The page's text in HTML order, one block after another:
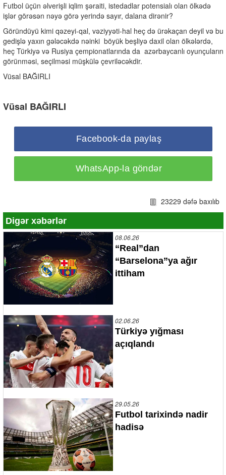
Futbol üçün əlverişli iqlim şəraiti, istedadlar potensialı olan ölkədə
işlər görəsən nəyə görə yerində sayır, dalana dirənir?
Göründüyü kimi qəzeyi-qal, vəziyyəti-hal heç də ürəkaçan deyil və bu
gedişlə yaxın gələcəkdə nəinki böyük beşliyə daxil olan ölkələrdə,
heç Türkiyə və Rusiya çempionatlarında da azərbaycanlı oyunçuların
görünməsi, seçilməsi müşkülə çevriləcəkdir.
Vüsal BAĞIRLI
Vüsal BAĞIRLI
Facebook-da paylaş
WhatsApp-la göndər
23229 dəfə baxılıb
Digər xəbərlər
08.06.26
“Real”dan
“Barselona”ya ağır
ittiham
02.06.26
Türkiyə yığması
açıqlandı
29.05.26
Futbol tarixində nadir
hadisə